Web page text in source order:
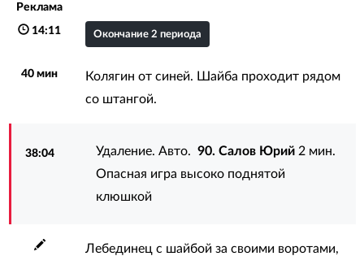
Реклама
14:11 Окончание 2 периода
40 мин
Колягин от синей. Шайба проходит рядом
со штангой.
38:04 Удаление. Авто.90. Салов Юрий 2 мин.
Опасная игра высоко поднятой
клюшкой
Лебединец с шайбой за своими воротами,